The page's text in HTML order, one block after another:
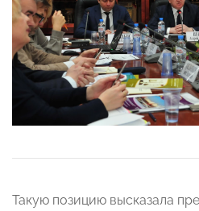
Такую позицию высказала